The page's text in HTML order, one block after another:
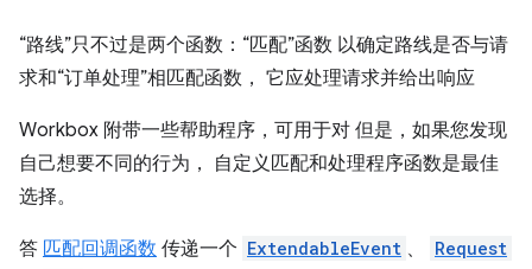
“路线”只不过是两个函数：“匹配”函数 以确定路线是否与请
求和“订单处理”相匹配函数， 它应处理请求并给出响应
Workbox 附带一些帮助程序，可用于对 但是，如果您发现
自己想要不同的行为， 自定义匹配和处理程序函数是最佳
选择。
答 匹配回调函数 传递一个 ExtendableEvent 、 Request